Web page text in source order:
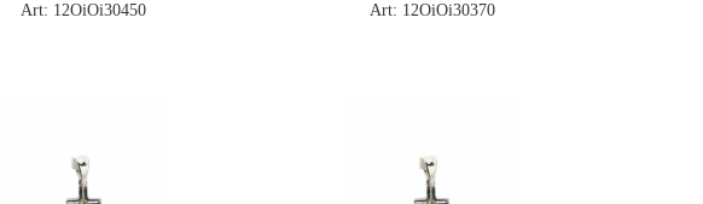
Art: 12OiOi30450 Art: 12OiOi30370